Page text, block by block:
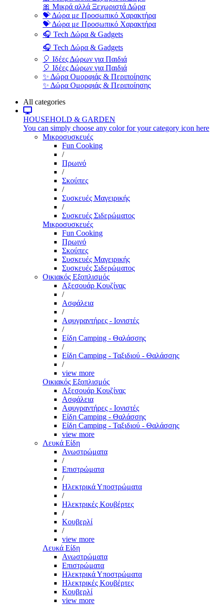
🎀 Μικρά αλλά Ξεχωριστά Δώρα
💝 Δώρα με Προσωπικό Χαρακτήρα
💝 Δώρα με Προσωπικό Χαρακτήρα
🎧 Tech Δώρα & Gadgets
🎧 Tech Δώρα & Gadgets
🎈 Ιδέες Δώρων για Παιδιά
🎈 Ιδέες Δώρων για Παιδιά
✨ Δώρα Ομορφιάς & Περιποίησης
✨ Δώρα Ομορφιάς & Περιποίησης
All categories
HOUSEHOLD & GARDEN
You can simply choose any color for your category icon here
Μικροσυσκευές
Fun Cooking
/
Πρωινό
/
Σκούπες
/
Συσκευές Μαγειρικής
/
Συσκευές Σιδερώματος
Μικροσυσκευές
Fun Cooking
Πρωινό
Σκούπες
Συσκευές Μαγειρικής
Συσκευές Σιδερώματος
Οικιακός Εξοπλισμός
Αξεσουάρ Κουζίνας
/
Ασφάλεια
/
Αφυγραντήρες - Ιονιστές
/
Είδη Camping - Θαλάσσης
/
Είδη Camping - Ταξιδιού - Θαλάσσης
/
view more
Οικιακός Εξοπλισμός
Αξεσουάρ Κουζίνας
Ασφάλεια
Αφυγραντήρες - Ιονιστές
Είδη Camping - Θαλάσσης
Είδη Camping - Ταξιδιού - Θαλάσσης
view more
Λευκά Είδη
Ανωστρώματα
/
Επιστρώματα
/
Ηλεκτρικά Υποστρώματα
/
Ηλεκτρικές Κουβέρτες
/
Κουβερλί
/
view more
Λευκά Είδη
Ανωστρώματα
Επιστρώματα
Ηλεκτρικά Υποστρώματα
Ηλεκτρικές Κουβέρτες
Κουβερλί
view more